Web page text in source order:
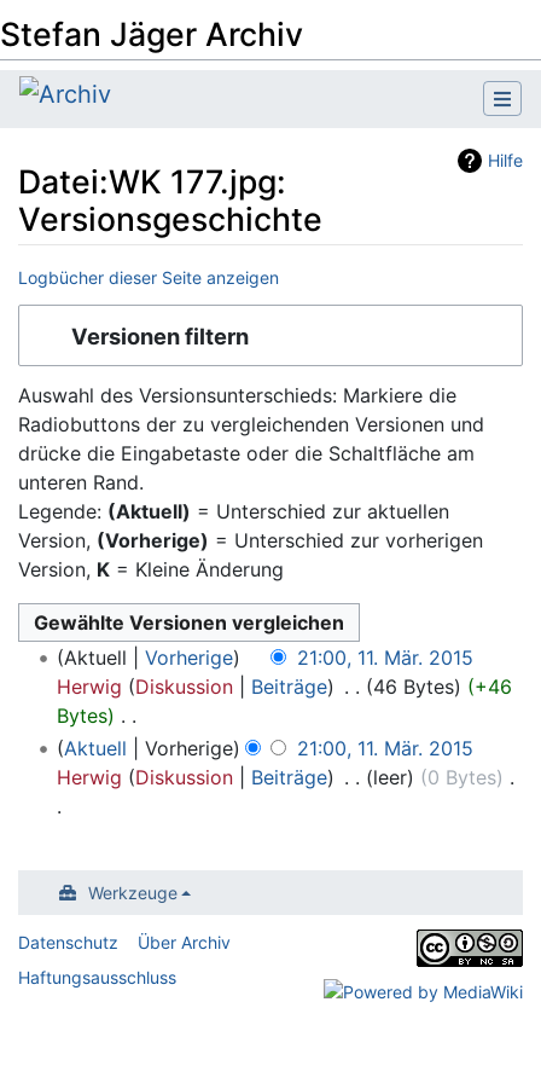
Stefan Jäger Archiv
Hilfe
Datei:WK 177.jpg:
Versionsgeschichte
Logbücher dieser Seite anzeigen
Wechseln zu:Navigation,Suche
Versionen filtern
Auswahl des Versionsunterschieds: Markiere die
Radiobuttons der zu vergleichenden Versionen und
drücke die Eingabetaste oder die Schaltfläche am
unteren Rand.
Legende: (Aktuell) = Unterschied zur aktuellen
Version, (Vorherige) = Unterschied zur vorherigen
Version, K = Kleine Änderung
11.
März
2015
Aktuell Vorherige
21:00, 11. Mär. 2015
Herwig
Diskussion Beiträge 46 Bytes
+46
Bytes
K
e
B
a
r
Aktuell Vorherige
21:00, 11. Mär. 2015
Herwig
Diskussion Beiträge leer 0 Bytes
i
e
B
Werkzeuge
Datenschutz
Über Archiv
Haftungsausschluss